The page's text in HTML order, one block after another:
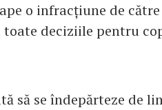
o infracțiune de
deciziile pentru
să se îndepărteze de